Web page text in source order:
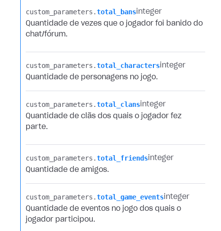
custom_parameters.​total_bans integer
Quantidade de vezes que o jogador foi banido do
chat/fórum.
custom_parameters.​total_characters integer
Quantidade de personagens no jogo.
custom_parameters.​total_clans integer
Quantidade de clãs dos quais o jogador fez
parte.
custom_parameters.​total_friends integer
Quantidade de amigos.
custom_parameters.​total_game_events integer
Quantidade de eventos no jogo dos quais o
jogador participou.